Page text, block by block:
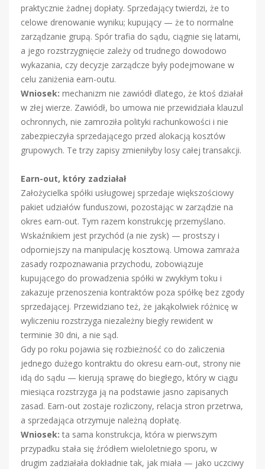
praktycznie żadnej dopłaty. Sprzedający twierdzi, że to
celowe drenowanie wyniku; kupujący — że to normalne
zarządzanie grupą. Spór trafia do sądu, ciągnie się latami,
a jego rozstrzygnięcie zależy od trudnego dowodowo
wykazania, czy decyzje zarządcze były podejmowane w
celu zaniżenia earn-outu.
Wniosek: mechanizm nie zawiódł dlatego, że ktoś działał
w złej wierze. Zawiódł, bo umowa nie przewidziała klauzul
ochronnych, nie zamroziła polityki rachunkowości i nie
zabezpieczyła sprzedającego przed alokacją kosztów
grupowych. Te trzy zapisy zmieniłyby losy całej transakcji.
Earn-out, który zadziałał
Założycielka spółki usługowej sprzedaje większościowy
pakiet udziałów funduszowi, pozostając w zarządzie na
okres earn-out. Tym razem konstrukcję przemyślano.
Wskaźnikiem jest przychód (a nie zysk) — prostszy i
odporniejszy na manipulację kosztową. Umowa zamraża
zasady rozpoznawania przychodu, zobowiązuje
kupującego do prowadzenia spółki w zwykłym toku i
zakazuje przenoszenia kontraktów poza spółkę bez zgody
sprzedającej. Przewidziano też, że jakąkolwiek różnicę w
wyliczeniu rozstrzyga niezależny biegły rewident w
terminie 30 dni, a nie sąd.
Gdy po roku pojawia się rozbieżność co do zaliczenia
jednego dużego kontraktu do okresu earn-out, strony nie
idą do sądu — kierują sprawę do biegłego, który w ciągu
miesiąca rozstrzyga ją na podstawie jasno zapisanych
zasad. Earn-out zostaje rozliczony, relacja stron przetrwa,
a sprzedająca otrzymuje należną dopłatę.
Wniosek: ta sama konstrukcja, która w pierwszym
przypadku stała się źródłem wieloletniego sporu, w
drugim zadziałała dokładnie tak, jak miała — jako uczciwy